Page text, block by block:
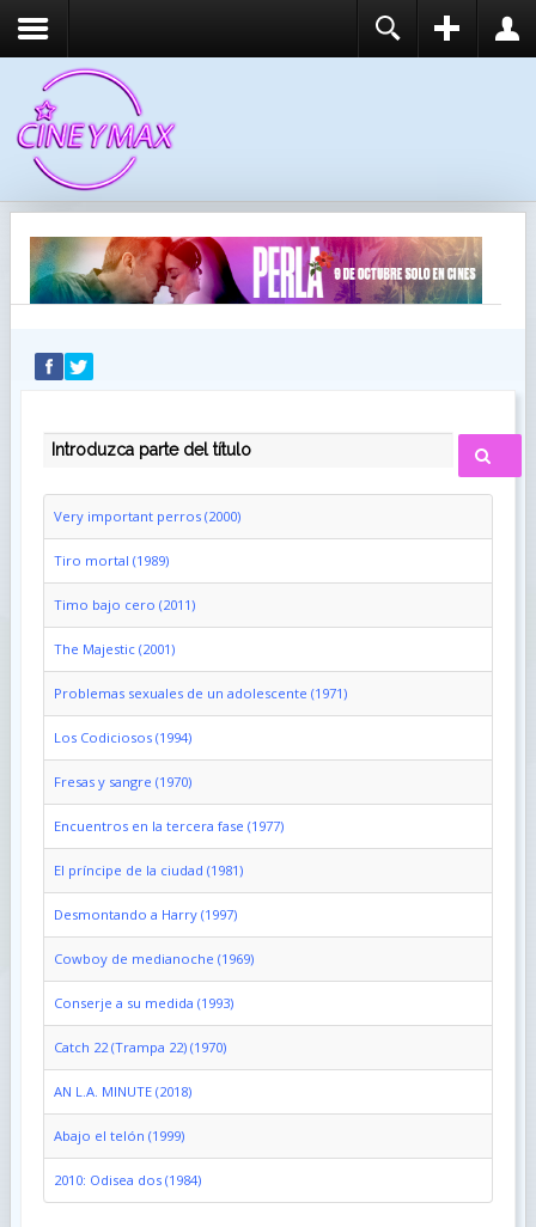
RECUÉRDEME
IDENTIFICARSE
INTRODUZCA PARTE DEL TÍTULO
Very important perros (2000)
Tiro mortal (1989)
Timo bajo cero (2011)
The Majestic (2001)
Problemas sexuales de un adolescente (1971)
Los Codiciosos (1994)
Fresas y sangre (1970)
Encuentros en la tercera fase (1977)
El príncipe de la ciudad (1981)
Desmontando a Harry (1997)
Cowboy de medianoche (1969)
Conserje a su medida (1993)
Catch 22 (Trampa 22) (1970)
AN L.A. MINUTE (2018)
Abajo el telón (1999)
2010: Odisea dos (1984)